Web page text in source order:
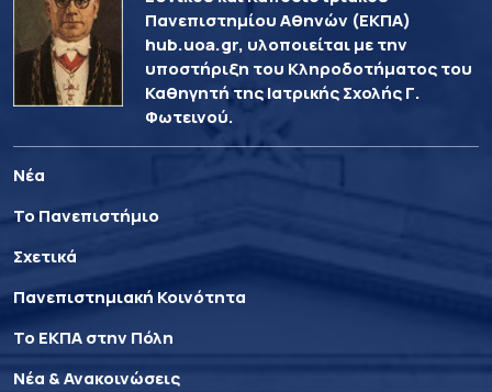
Πανεπιστημίου Αθηνών (ΕΚΠΑ)
hub.uoa.gr, υλοποιείται με την
υποστήριξη του Κληροδοτήματος του
Καθηγητή της Ιατρικής Σχολής Γ.
Φωτεινού.
Νέα
Το Πανεπιστήμιο
Σχετικά
Πανεπιστημιακή Κοινότητα
Το ΕΚΠΑ στην Πόλη
Νέα & Ανακοινώσεις